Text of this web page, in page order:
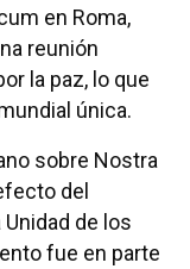
en Roma,
reunión
la paz, lo que
única.
sobre Nostra
del
de los
fue en parte